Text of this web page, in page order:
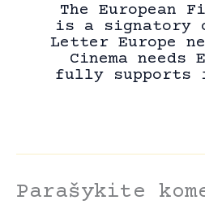
The European
is a signatory
Letter Europe
Cinema needs
fully supports
Parašykite